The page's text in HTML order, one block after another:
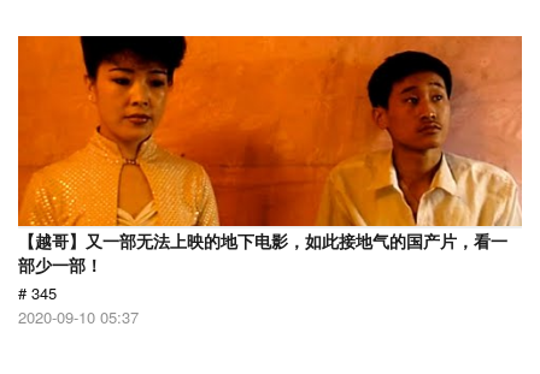
【越哥】又一部无法上映的地下电影，如此接地气的国产片，看一
部少一部！
# 345
2020-09-10 05:37